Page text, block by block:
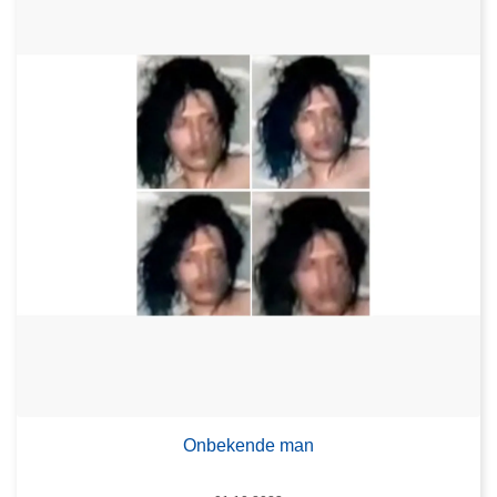
Onbekende man